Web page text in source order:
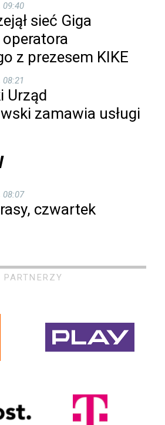
09:40
sieć Giga
z prezesem KIKE
08:21
Urząd
zamawia usługi
08:07
czwartek
PARTNERZY